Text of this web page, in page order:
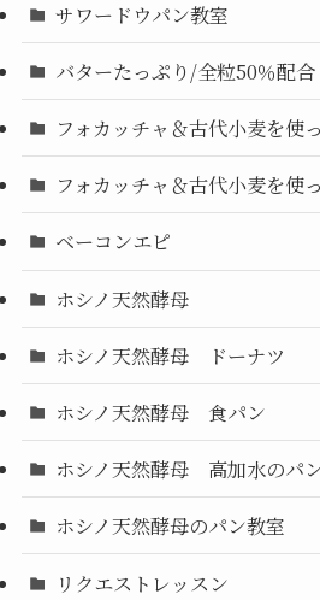
サワードウパン教室
バターたっぷり/全粒50％配合
フォカッチャ＆古代小麦を使
フォカッチャ＆古代小麦を使
ベーコンエピ
ホシノ天然酵母
ホシノ天然酵母 ドーナツ
ホシノ天然酵母 食パン
ホシノ天然酵母 高加水のパ
ホシノ天然酵母のパン教室
リクエストレッスン